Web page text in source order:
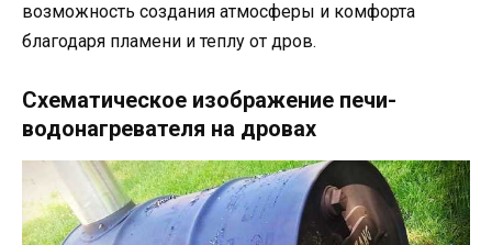
возможность создания атмосферы и комфорта
благодаря пламени и теплу от дров.
Схематическое изображение печи-
водонагревателя на дровах